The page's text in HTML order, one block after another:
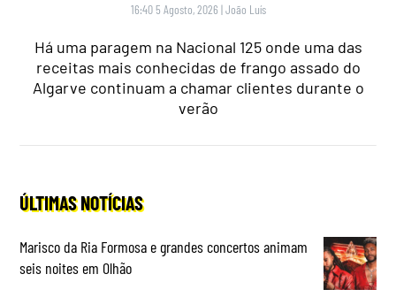
16:40 5 Agosto, 2026 |João Luís
Há uma paragem na Nacional 125 onde uma das
receitas mais conhecidas de frango assado do
Algarve continuam a chamar clientes durante o
verão
ÚLTIMAS NOTÍCIAS
Marisco da Ria Formosa e grandes concertos animam
seis noites em Olhão